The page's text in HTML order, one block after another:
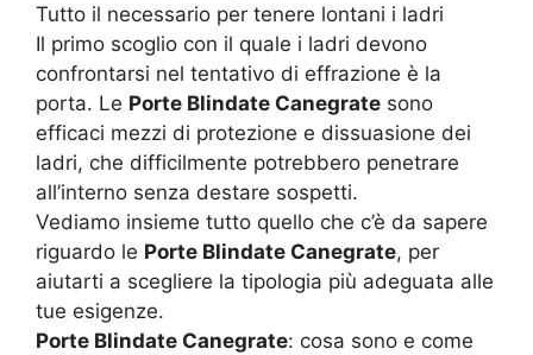
Tutto il necessario per tenere lontani i ladri
Il primo scoglio con il quale i ladri devono
confrontarsi nel tentativo di effrazione è la
porta. Le Porte Blindate Canegrate sono
efficaci mezzi di protezione e dissuasione dei
ladri, che difficilmente potrebbero penetrare
all’interno senza destare sospetti.
Vediamo insieme tutto quello che c’è da sapere
riguardo le Porte Blindate Canegrate, per
aiutarti a scegliere la tipologia più adeguata alle
tue esigenze.
Porte Blindate Canegrate: cosa sono e come